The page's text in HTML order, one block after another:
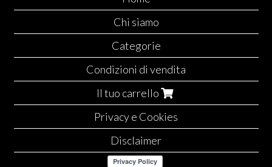
Chi siamo
Categorie
Condizioni di vendita
Il tuo carrello
Privacy e Cookies
Disclaimer